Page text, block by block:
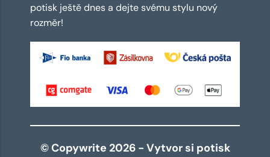
potisk ještě dnes a dejte svému stylu nový
rozměr!
© Copywrite 2026 - Vytvor si potisk